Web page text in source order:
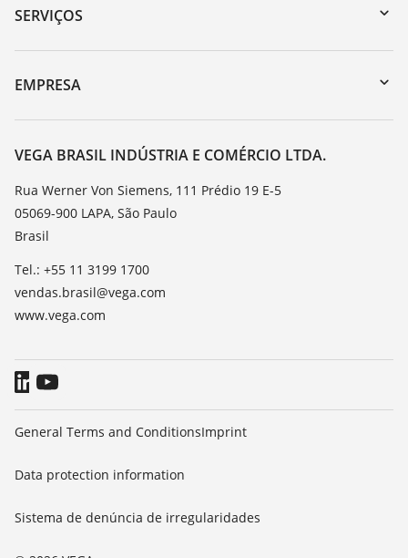
Busca por número de série
DTM Collection/PACTware
SERVIÇOS
Retorno do dispositivo
Suporte
Constantes dielétricas
EMPRESA
Sobre a VEGA
Contato
Noticias
Imprensa
Blog
VEGA BRASIL INDÚSTRIA E COMÉRCIO LTDA.
Rua Werner Von Siemens, 111 Prédio 19 E-5
05069-900 LAPA, São Paulo
Brasil
Tel.: +55 11 3199 1700
vendas.brasil@vega.com
www.vega.com
General Terms and ConditionsImprint
Data protection information
Sistema de denúncia de irregularidades